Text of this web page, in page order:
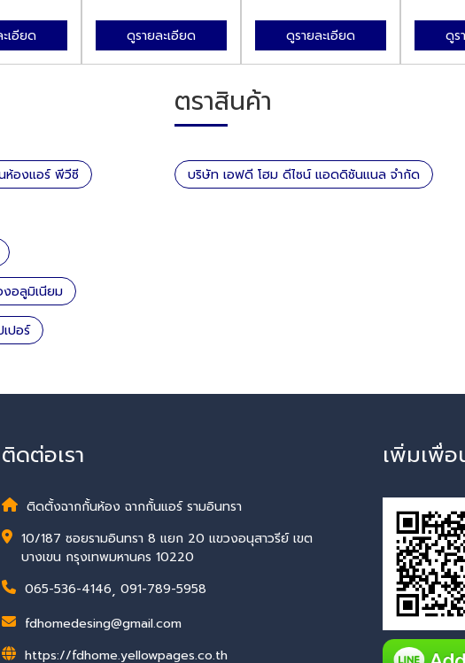
เอียด ดูรายละเอียด ดูรายละเอียด ดูร
ห้องแอร์ พีวีซี
อลูมิเนียม
ปอร์
ตราสินค้า
บริษัท เอฟดี โฮม ดีไซน์ แอดดิชันแนล จำกัด
ติดต่อเรา
ติดตั้งฉากกั้นห้อง ฉากกั้นแอร์ รามอินทรา
10/187 ซอยรามอินทรา 8 แยก 20 แขวงอนุสาวรีย์ เขต
บางเขน กรุงเทพมหานคร 10220
065-536-4146, 091-789-5958
fdhomedesing@gmail.com
https://fdhome.yellowpages.co.th
เพิ่มเพื่อ